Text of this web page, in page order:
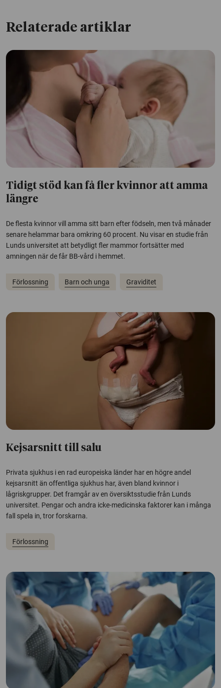
Relaterade artiklar
Tidigt stöd kan få fler kvinnor att amma
längre
De flesta kvinnor vill amma sitt barn efter födseln, men två månader
senare helammar bara omkring 60 procent. Nu visar en studie från
Lunds universitet att betydligt fler mammor fortsätter med
amningen när de får BB-vård i hemmet.
Förlossning Barn och unga Graviditet
Kejsarsnitt till salu
Privata sjukhus i en rad europeiska länder har en högre andel
kejsarsnitt än offentliga sjukhus har, även bland kvinnor i
lågriskgrupper. Det framgår av en översiktsstudie från Lunds
universitet. Pengar och andra icke-medicinska faktorer kan i många
fall spela in, tror forskarna.
Förlossning